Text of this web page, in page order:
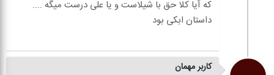
کاربر مهمان